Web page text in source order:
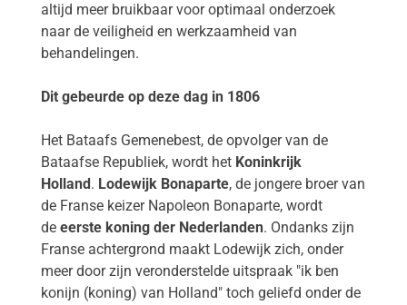
altijd meer bruikbaar voor optimaal onderzoek
naar de veiligheid en werkzaamheid van
behandelingen.
Dit gebeurde op deze dag in 1806
Het Bataafs Gemenebest, de opvolger van de
Bataafse Republiek, wordt het Koninkrijk
Holland . Lodewijk Bonaparte, de jongere broer van
de Franse keizer Napoleon Bonaparte, wordt
de eerste koning der Nederlanden. Ondanks zijn
Franse achtergrond maakt Lodewijk zich, onder
meer door zijn veronderstelde uitspraak "ik ben
konijn (koning) van Holland" toch geliefd onder de